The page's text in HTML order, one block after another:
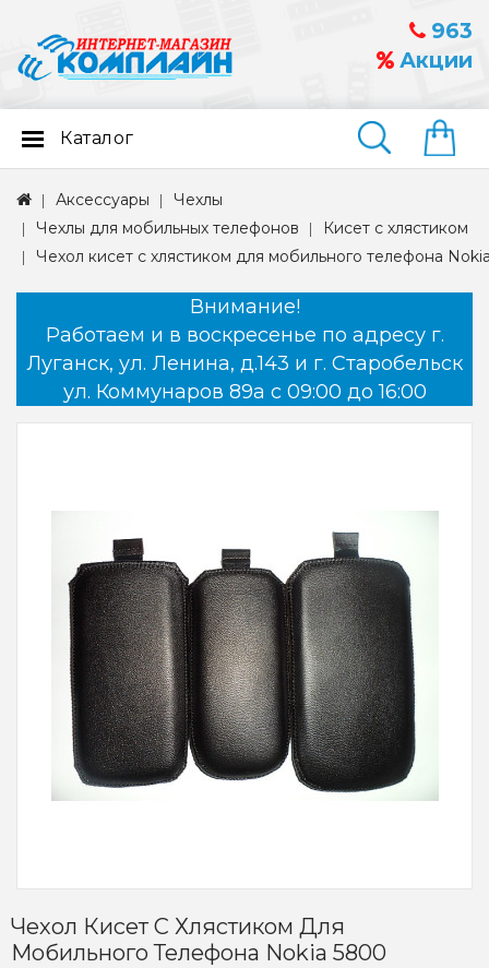
963
Акции
Найти
Каталог
Аксессуары
Чехлы
Чехлы для мобильных телефонов
Кисет с хлястиком
Чехол кисет с хлястиком для мобильного телефона
Внимание!
Работаем и в воскресенье по адресу г.
Луганск, ул. Ленина, д.143 и г. Старобельск
ул. Коммунаров 89а с 09:00 до 16:00
Чехол Кисет С Хлястиком Для
Мобильного Телефона Nokia 5800